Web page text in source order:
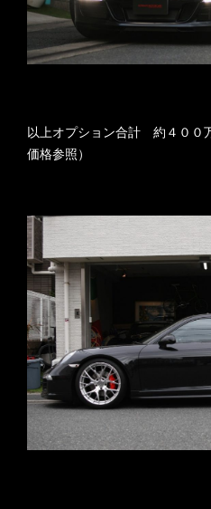
以上オプション合計 約４００
価格参照）